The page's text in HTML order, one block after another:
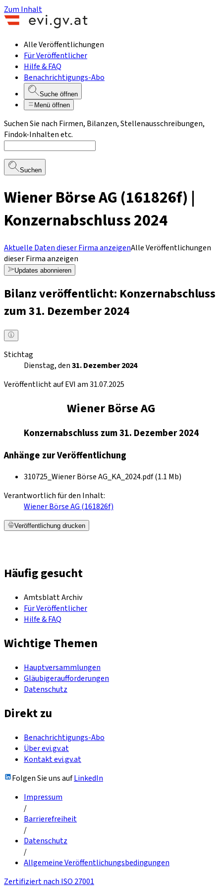
Zum Inhalt
Alle Veröffentlichungen
Für Veröffentlicher
Hilfe & FAQ
Benachrichtigungs-Abo
Suche öffnen
Menü öffnen
Suchen Sie nach Firmen, Bilanzen, Stellenausschreibungen,
Findok-Inhalten etc.
Suchen
Wiener Börse AG (161826f) |
Konzernabschluss 2024
Aktuelle Daten dieser Firma anzeigenAlle Veröffentlichungen
dieser Firma anzeigen
Updates abonnieren
Bilanz veröffentlicht: Konzernabschluss
zum 31. Dezember 2024
Stichtag
Dienstag, den31. Dezember 2024
Veröffentlicht auf EVI am 31.07.2025
Wiener Börse AG
Konzernabschluss zum 31. Dezember 2024
Anhänge zur Veröffentlichung
310725_Wiener Börse AG_KA_2024.pdf (1.1 Mb)
Verantwortlich für den Inhalt:
Wiener Börse AG (161826f)
Veröffentlichung drucken
Häufig gesucht
Amtsblatt Archiv
Für Veröffentlicher
Hilfe & FAQ
Wichtige Themen
Hauptversammlungen
Gläubigeraufforderungen
Datenschutz
Direkt zu
Benachrichtigungs-Abo
Über evi.gv.at
Kontakt evi.gv.at
Folgen Sie uns aufLinkedIn
Impressum
/
Barrierefreiheit
/
Datenschutz
/
Allgemeine Veröffentlichungsbedingungen
Zertifiziert nach ISO 27001